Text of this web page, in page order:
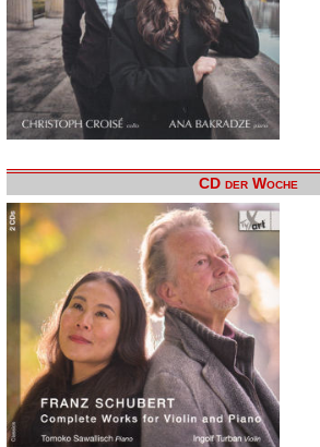
CD der Woche